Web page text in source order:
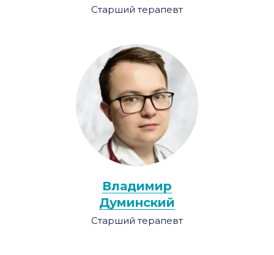
Старший терапевт
Владимир
Думинский
Старший терапевт